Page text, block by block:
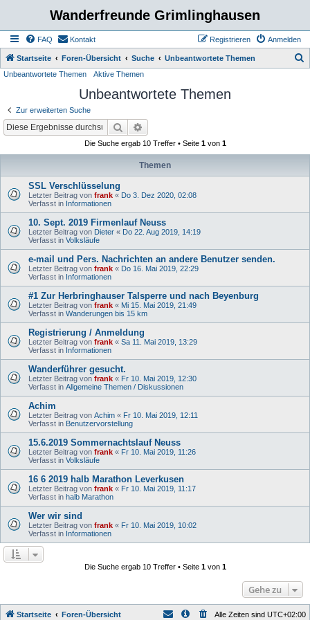
Wanderfreunde Grimlinghausen
FAQ Kontakt Anmelden
Registrieren
Startseite Foren-Übersicht Suche Unbeantwortete Themen
Unbeantwortete Themen Aktive Themen
Unbeantwortete Themen
Zur erweiterten Suche
Suche
Die Suche ergab 10 Treffer • Seite 1von 1
Themen
SSL Verschlüsselung
Letzter Beitrag von frank « Do 3. Dez 2020, 02:08
Verfasst in Informationen
10. Sept. 2019 Firmenlauf Neuss
Letzter Beitrag von Dieter « Do 22. Aug 2019, 14:19
Verfasst in Volksläufe
e-mail und Pers. Nachrichten an andere Benutzer senden.
Letzter Beitrag von frank « Do 16. Mai 2019, 22:29
Verfasst in Informationen
#1 Zur Herbringhauser Talsperre und nach Beyenburg
Letzter Beitrag von frank « Mi 15. Mai 2019, 21:49
Verfasst in Wanderungen bis 15 km
Registrierung / Anmeldung
Letzter Beitrag von frank « Sa 11. Mai 2019, 13:29
Verfasst in Informationen
Wanderführer gesucht.
Letzter Beitrag von frank « Fr 10. Mai 2019, 12:30
Verfasst in Allgemeine Themen / Diskussionen
Achim
Letzter Beitrag von Achim « Fr 10. Mai 2019, 12:11
Verfasst in Benutzervorstellung
15.6.2019 Sommernachtslauf Neuss
Letzter Beitrag von frank « Fr 10. Mai 2019, 11:26
Verfasst in Volksläufe
16 6 2019 halb Marathon Leverkusen
Letzter Beitrag von frank « Fr 10. Mai 2019, 11:17
Verfasst in halb Marathon
Wer wir sind
Letzter Beitrag von frank « Fr 10. Mai 2019, 10:02
Verfasst in Informationen
Die Suche ergab 10 Treffer • Seite 1von 1
Gehe zu
Startseite Foren-Übersicht Alle Zeiten sind UTC+02:00